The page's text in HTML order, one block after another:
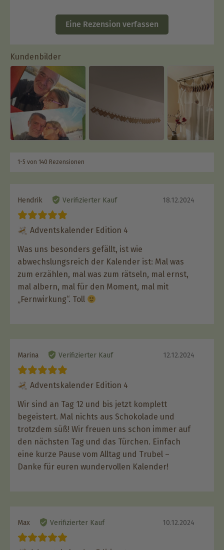
Eine Rezension verfassen
Kundenbilder
1-5 von 140 Rezensionen
Hendrik Verifizierter Kauf 18.12.2024
Adventskalender Edition 4
Was uns besonders gefällt, ist wie
abwechslungsreich der Kalender ist: Mal was
zum erzählen, mal was zum rätseln, mal ernst,
mal albern, mal für den Moment, mal mit
„Fernwirkung“. Toll
Marina Verifizierter Kauf 12.12.2024
Adventskalender Edition 4
Wir sind an Tag 12 und bis jetzt komplett
begeistert. Mal nichts aus Schokolade und
trotzdem süß! Wir freuen uns schon immer auf
den nächsten Tag und das Türchen. Einfach
eine kurze Pause vom Alltag und Trubel –
Danke für euren wundervollen Kalender!
Max Verifizierter Kauf 10.12.2024